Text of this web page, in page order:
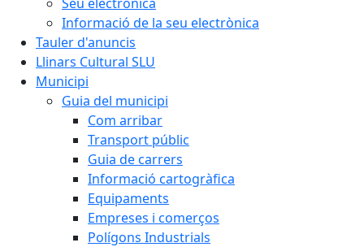
Informació de la seu electrònica
Tauler d'anuncis
Llinars Cultural SLU
Municipi
Guia del municipi
Com arribar
Transport públic
Guia de carrers
Informació cartogràfica
Equipaments
Empreses i comerços
Polígons Industrials